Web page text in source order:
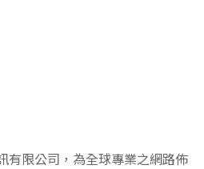
有限公司，為全球專業之網路佈